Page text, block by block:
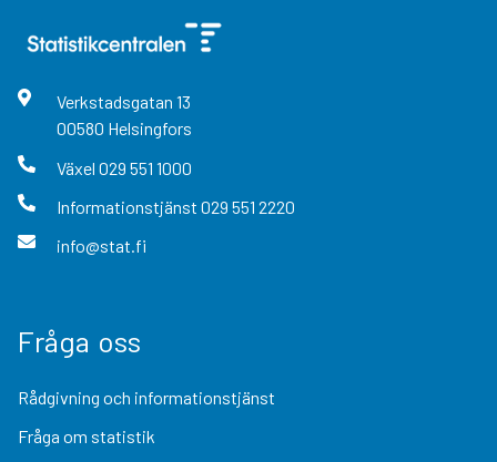
Verkstadsgatan 13
00580 Helsingfors
Växel 029 551 1000
Informationstjänst 029 551 2220
info@stat.fi
Fråga oss
Rådgivning och informationstjänst
Fråga om statistik